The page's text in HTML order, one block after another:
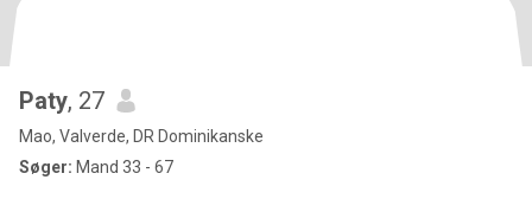
Paty, 27
Mao, Valverde, DR Dominikanske
Søger: Mand 33 - 67